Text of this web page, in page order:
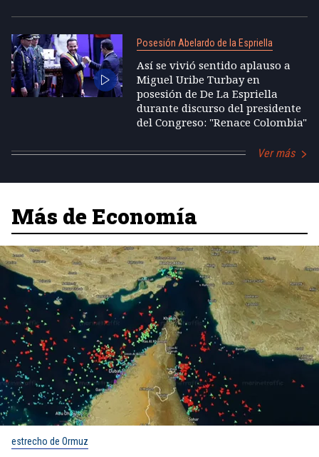
Posesión Abelardo de la Espriella
Así se vivió sentido aplauso a
Miguel Uribe Turbay en
posesión de De La Espriella
durante discurso del presidente
del Congreso: "Renace Colombia"
Ver más
Más de Economía
estrecho de Ormuz